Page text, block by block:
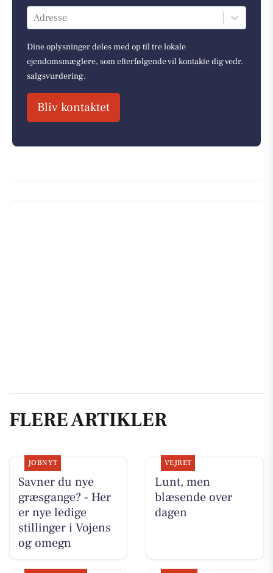
Adresse
Dine oplysninger deles med op til tre lokale
ejendomsmæglere, som efterfølgende vil kontakte dig vedr.
salgsvurdering.
Bliv kontaktet
FLERE ARTIKLER
JOBNYT
Savner du nye
græsgange? - Her
er nye ledige
stillinger i Vojens
og omegn
VEJRET
Lunt, men
blæsende over
dagen